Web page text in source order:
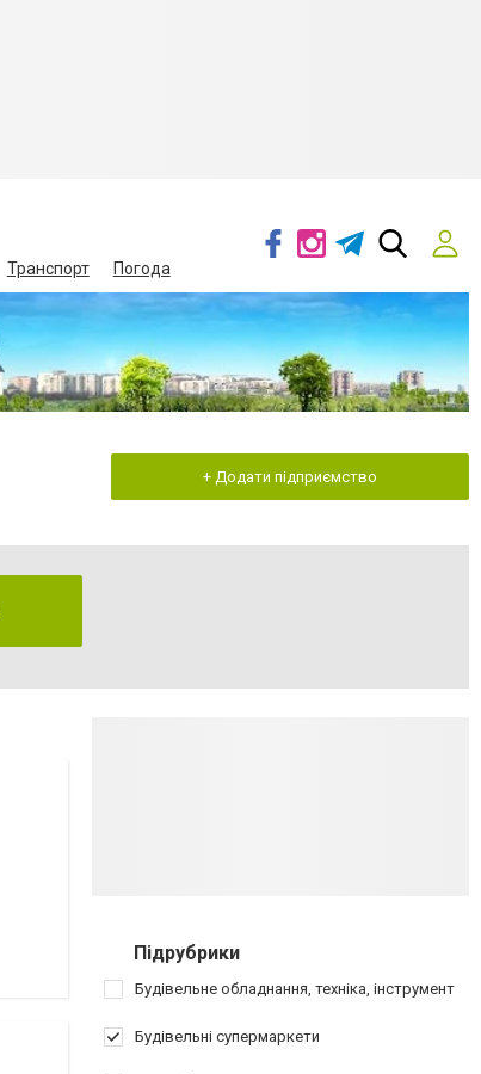
Транспорт Погода
+ Додати підприємство
Підрубрики
Будівельне обладнання, техніка, інструмент
Будівельні супермаркети